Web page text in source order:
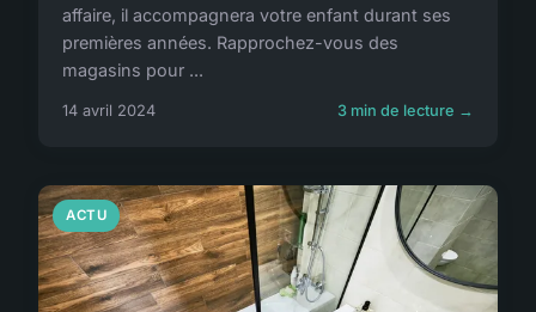
affaire, il accompagnera votre enfant durant ses
premières années. Rapprochez-vous des
magasins pour ...
14 avril 2024 3 min de lecture →
ACTU